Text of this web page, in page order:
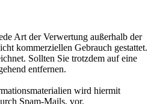
Art der Verwertung außerhalb der
kommerziellen Gebrauch gestattet.
Sollten Sie trotzdem auf eine
entfernen.
wird hiermit
Spam-Mails, vor.